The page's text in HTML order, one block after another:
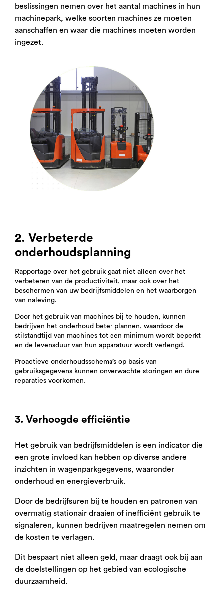
beslissingen nemen over het aantal machines in hun
machinepark, welke soorten machines ze moeten
aanschaffen en waar die machines moeten worden
ingezet.
2. Verbeterde
onderhoudsplanning
Rapportage over het gebruik gaat niet alleen over het
verbeteren van de productiviteit, maar ook over het
beschermen van uw bedrijfsmiddelen en het waarborgen
van naleving.
Door het gebruik van machines bij te houden, kunnen
bedrijven het onderhoud beter plannen, waardoor de
stilstandtijd van machines tot een minimum wordt beperkt
en de levensduur van hun apparatuur wordt verlengd.
Proactieve onderhoudsschema’s op basis van
gebruiksgegevens kunnen onverwachte storingen en dure
reparaties voorkomen.
3. Verhoogde efficiëntie
Het gebruik van bedrijfsmiddelen is een indicator die
een grote invloed kan hebben op diverse andere
inzichten in wagenparkgegevens, waaronder
onderhoud en energieverbruik.
Door de bedrijfsuren bij te houden en patronen van
overmatig stationair draaien of inefficiënt gebruik te
signaleren, kunnen bedrijven maatregelen nemen om
de kosten te verlagen.
Dit bespaart niet alleen geld, maar draagt ook bij aan
de doelstellingen op het gebied van ecologische
duurzaamheid.